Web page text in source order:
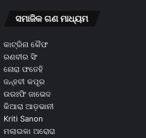
ସମାଜିକ ଗଣ ମାଧ୍ୟମ
କାଟ୍ରିନା କୈଫ
ରଣବୀର ସିଂ
ନୋରା ଫତେହି
ଜନ୍ହବୀ କପୂର
ଉରଃଫି ଜାଭେଦ
କିଆରା ଆଡ଼ଭାନୀ
Kriti Sanon
ମଲାଇକା ଅରୋରା